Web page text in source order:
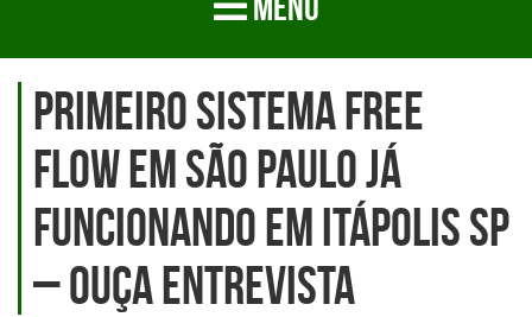
Primeiro sistema Free
Flow em São Paulo já
Funcionando em Itápolis SP
– Ouça Entrevista